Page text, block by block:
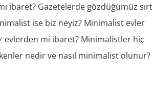
ibaret? Gazetelerde gözdüğümüz sırt
ise biz neyiz? Minimalist evler
evlerden mi ibaret? Minimalistler hiç
nedir ve nasıl minimalist olunur?